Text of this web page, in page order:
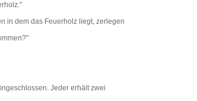
in dem das Feuerholz liegt, zerlegen
Jeder erhält zwei